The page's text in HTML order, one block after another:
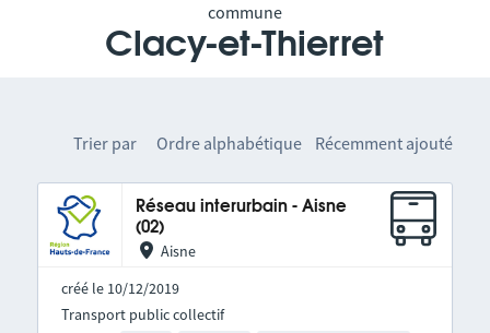
commune
Clacy-et-Thierret
Trier par Ordre alphabétique Récemment ajouté
Réseau interurbain - Aisne
(02)
Aisne
créé le 10/12/2019
Transport public collectif